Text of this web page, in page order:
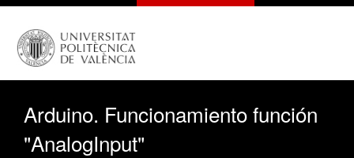
Arduino. Funcionamiento función
"AnalogInput"